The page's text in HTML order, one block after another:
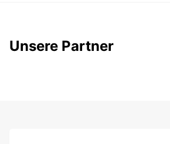
Unsere Partner